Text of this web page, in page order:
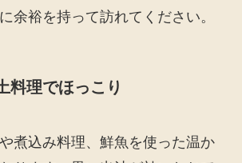
余裕を持って訪れてください。
料理でほっこり
煮込み料理、鮮魚を使った温か